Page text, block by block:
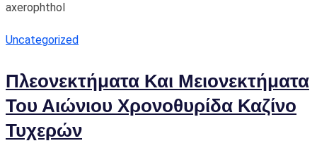
axerophthol
Uncategorized
Πλεονεκτήματα Και Μειονεκτήματα
Του Αιώνιου Χρονοθυρίδα Καζίνο
Τυχερών